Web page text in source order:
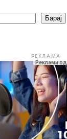
Барај
РЕКЛАМА
Реклами од